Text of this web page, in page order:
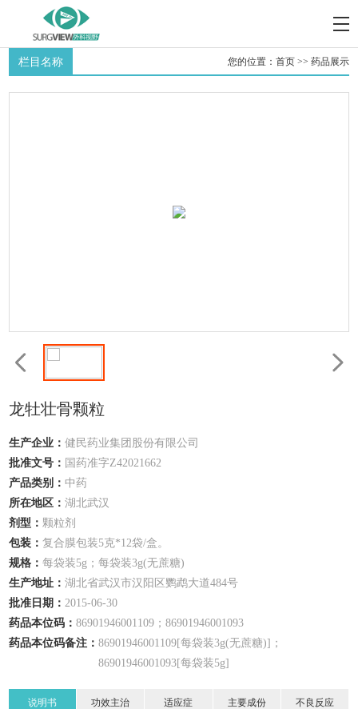
栏目名称 您的位置： 首页>> 药品展示
龙牡壮骨颗粒
生产企业：健民药业集团股份有限公司
批准文号： 国药准字Z42021662
产品类别： 中药
所在地区：湖北武汉
剂型：颗粒剂
包装：复合膜包装5克*12袋/盒。
规格：每袋装5g；每袋装3g(无蔗糖)
生产地址：湖北省武汉市汉阳区鹦鹉大道484号
批准日期：2015-06-30
药品本位码：86901946001109；86901946001093
药品本位码备注：86901946001109[每袋装3g(无蔗糖)]；
86901946001093[每袋装5g]
说明书 功效主治 适应症 主要成份 不良反应